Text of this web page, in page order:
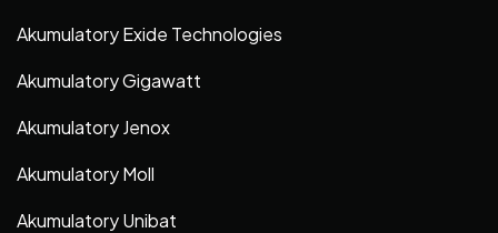
Akumulatory Exide Technologies
Akumulatory Gigawatt
Akumulatory Jenox
Akumulatory Moll
Akumulatory Unibat